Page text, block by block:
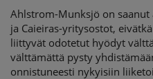
Ahlstrom-Munksjö on saanut
ja Caieiras-yritysostot,
liittyvät odotetut hyödyt
välttämättä pysty
onnistuneesti nykyisiin